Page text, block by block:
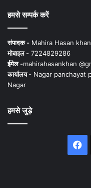
हमसे सम्पर्क करें
संपादक - Mahira Hasan khan
मोबाइल - 7224829286
ईमेल -mahirahasankhan
कार्यालय - Nagar panchayat
Nagar
हमसे जुड़े